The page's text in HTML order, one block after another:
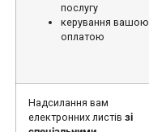
послугу
керування вашою
оплатою
Надсилання вам
електронних листів зі